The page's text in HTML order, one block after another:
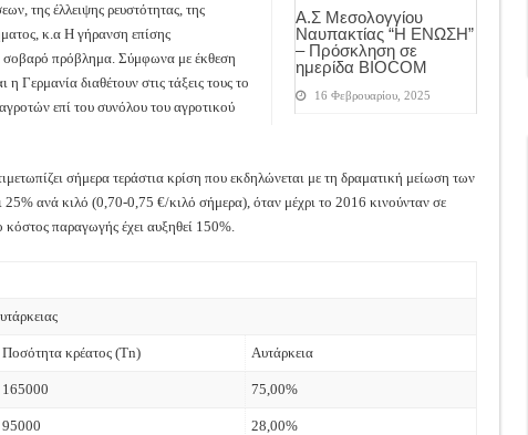
Α.Σ Μεσολογγίου
Ναυπακτίας “Η ΕΝΩΣΗ”
– Πρόσκληση σε
ημερίδα BIOCOM
16 Φεβρουαρίου, 2025
της έλλειψης ρευστότητας, της
κ.α Η γήρανση επίσης
σοβαρό πρόβλημα. Σύμφωνα με έκθεση
Γερμανία διαθέτουν στις τάξεις τους το
επί του συνόλου του αγροτικού
σήμερα τεράστια κρίση που εκδηλώνεται με τη δραματική μείωση των
ανά κιλό (0,70-0,75 €/κιλό σήμερα), όταν μέχρι το 2016 κινούνταν σε
παραγωγής έχει αυξηθεί 150%.
Ποσότητα κρέατος (Tn) Αυτάρκεια
165000 75,00%
95000 28,00%